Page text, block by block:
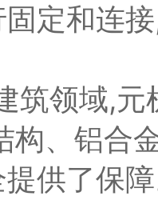
定和连
筑领域,
构、铝合
供了保